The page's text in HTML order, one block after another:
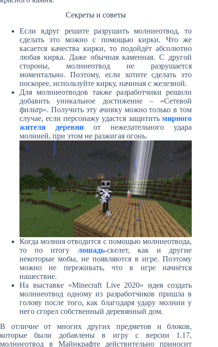
Секреты и советы
Если вдруг решите разрушить молниеотвод, то
сделать это можно с помощью кирки. Что же
касается качества кирки, то подойдёт абсолютно
любая кирка. Даже обычная каменная. С другой
стороны, молниеотвод не разрушается
моментально. Поэтому, если хотите сделать это
поскорее, используйте кирку, начиная с железной.
Для молниеотводов также разработчики решили
добавить уникальное достижение – «Сетевой
фильтр». Получить эту ачивку можно только в том
случае, если персонажу удастся защититьмирного
жителя деревни от нежелательного удара
молнией, при этом не разжигая огонь.
Когда молния отводится с помощью молниеотвода,
то по итогу лошадь-скелет, как и другие
некоторые мобы, не появляются в игре. Поэтому
можно не переживать, что в игре начнётся
нашествие.
На выставке «Minecraft Live 2020» идея создать
молниеотвод одному из разработчиков пришла в
голову после того, как благодаря удару молнии у
него сгорел собственный деревянный дом.
В отличие от многих других предметов и блоков,
которые были добавлены в игру с версии 1.17,
молниеотвод в Майнкрафте действительно приносит